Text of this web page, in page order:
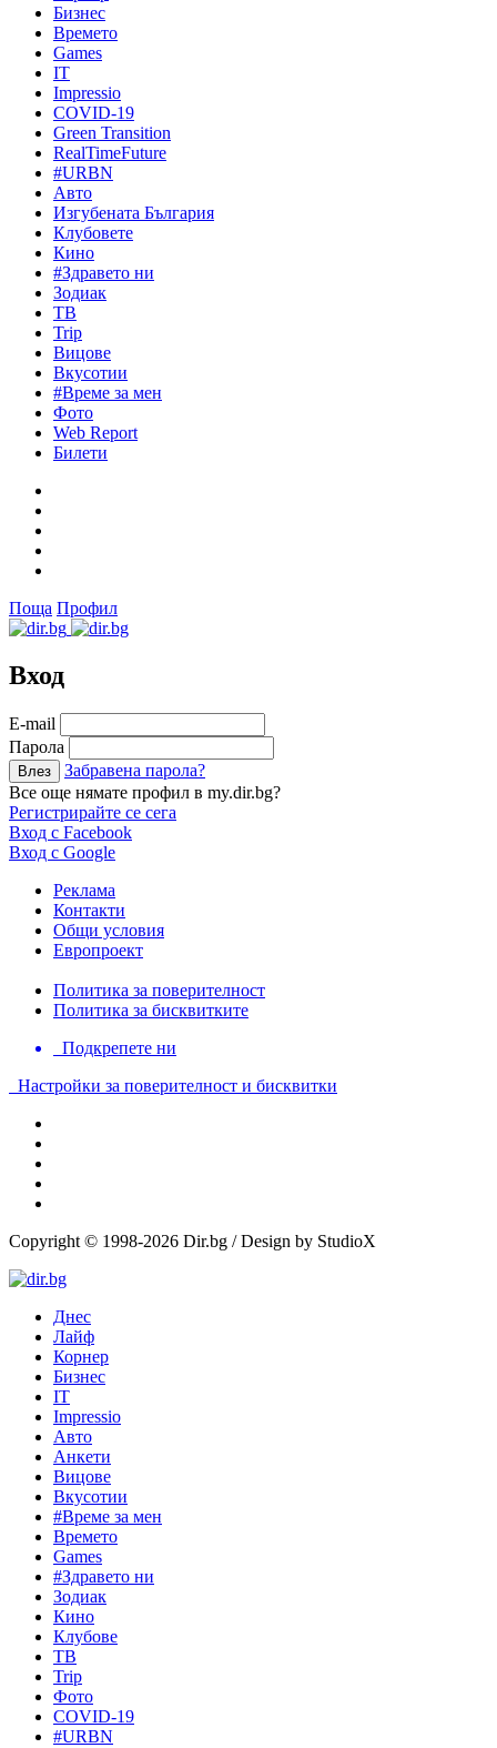
Бизнес
Времето
Games
IT
Impressio
COVID-19
Green Transition
RealTimeFuture
#URBN
Авто
Изгубената България
Клубовете
Кино
#Здравето ни
Зодиак
ТВ
Trip
Вицове
Вкусотии
#Време за мен
Фото
Web Report
Билети
Поща Профил
Вход
Е-mail
Парола
Забравена парола?
Все още нямате профил в my.dir.bg?
Регистрирайте се сега
Вход с Facebook
Вход с Google
Реклама
Контакти
Общи условия
Европроект
Политика за поверителност
Политика за бисквитките
Подкрепете ни
Настройки за поверителност и бисквитки
Copyright © 1998-2026 Dir.bg / Design by StudioX
Днес
Лайф
Корнер
Бизнес
IT
Impressio
Авто
Анкети
Вицове
Вкусотии
#Време за мен
Времето
Games
#Здравето ни
Зодиак
Кино
Клубове
ТВ
Trip
Фото
COVID-19
#URBN